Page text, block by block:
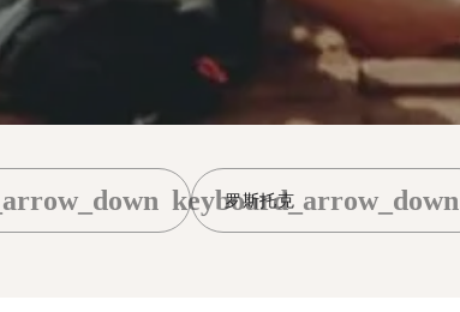
罗斯托克
keyboard_arrow_down